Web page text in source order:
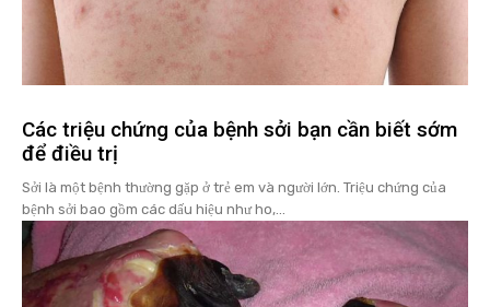
Các triệu chứng của bệnh sởi bạn cần biết sớm
để điều trị
Sởi là một bệnh thường gặp ở trẻ em và người lớn. Triệu chứng của
bệnh sởi bao gồm các dấu hiệu như ho,...